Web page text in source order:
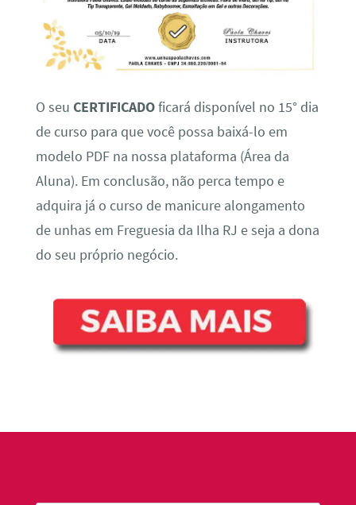
O seu CERTIFICADOficará disponível no 15° dia
de curso para que você possa baixá-lo em
modelo PDF na nossa plataforma (Área da
Aluna). Em conclusão, não perca tempo e
adquira já o curso de manicure alongamento
de unhas em Freguesia da Ilha RJ e seja a dona
do seu próprio negócio.